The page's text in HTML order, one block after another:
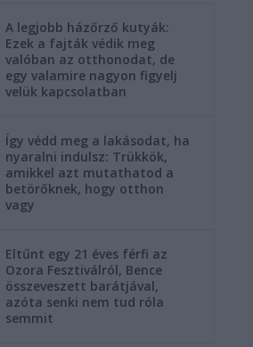
A legjobb házőrző kutyák:
Ezek a fajták védik meg
valóban az otthonodat, de
egy valamire nagyon figyelj
velük kapcsolatban
Így védd meg a lakásodat, ha
nyaralni indulsz: Trükkök,
amikkel azt mutathatod a
betörőknek, hogy otthon
vagy
Eltűnt egy 21 éves férfi az
Ozora Fesztiválról, Bence
összeveszett barátjával,
azóta senki nem tud róla
semmit